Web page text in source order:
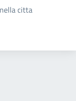
citta